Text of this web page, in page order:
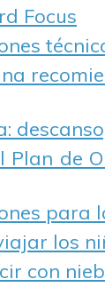
Focus
Plan de
para
los
con